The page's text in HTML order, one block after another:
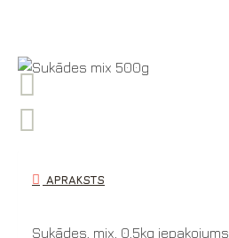
APRAKSTS
Sukādes, mix, 0,5kg iepakojums.